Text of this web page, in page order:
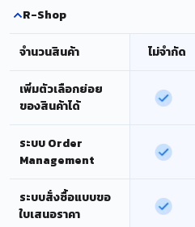
R-Shop
จำนวนสินค้า ไม่จำกัด
เพิ่มตัวเลือกย่อย
ของสินค้าได้
ระบบ Order
Management
ระบบสั่งซื้อแบบขอ
ใบเสนอราคา